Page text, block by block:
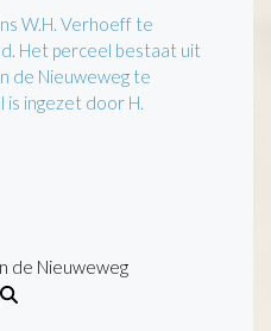
W.H. Verhoeff te
Het perceel bestaat uit
de Nieuweweg te
is ingezet door H.
de Nieuweweg